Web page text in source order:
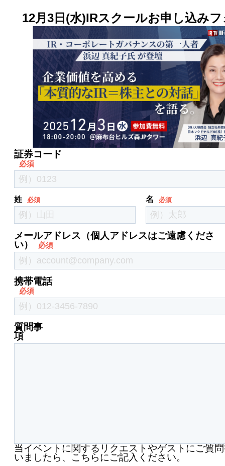
12月3日(水)IRスクールお申し込み
証券コード
姓 名
メールアドレス（個人アドレスはご遠慮くださ
い）
携帯電話
質問事
項
当イベントに関するリクエストやゲストにご質
いましたら、こちらにご記入ください。